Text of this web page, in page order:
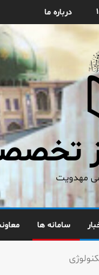
درباره ما
مهدویت
سامانه ها